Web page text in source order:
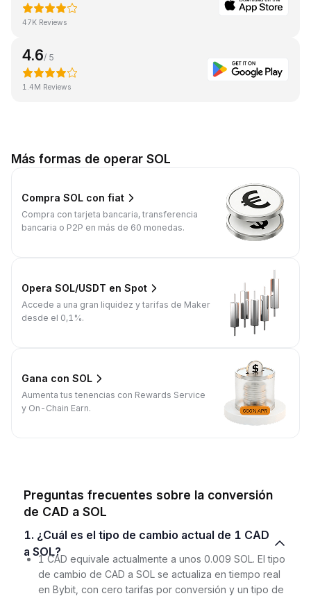
47K Reviews
4.6/ 5
1.4M Reviews
Más formas de operar SOL
Compra SOL con fiat
Compra con tarjeta bancaria, transferencia
bancaria o P2P en más de 60 monedas.
Opera SOL/USDT en Spot
Accede a una gran liquidez y tarifas de Maker
desde el 0,1%.
Gana con SOL
Aumenta tus tenencias con Rewards Service
y On-Chain Earn.
Preguntas frecuentes sobre la conversión
de CAD a SOL
1. ¿Cuál es el tipo de cambio actual de 1 CAD
a SOL?
1 CAD equivale actualmente a unos 0.009 SOL. El tipo
de cambio de CAD a SOL se actualiza en tiempo real
en Bybit, con cero tarifas por conversión y un tipo de